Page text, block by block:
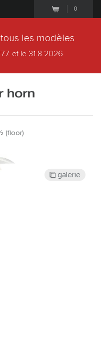
0
les modèles
et le 31.8.2026
(floor)
galerie